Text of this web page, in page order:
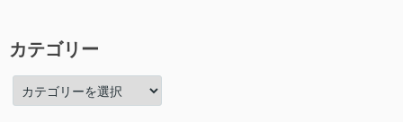
カテゴリー
テ